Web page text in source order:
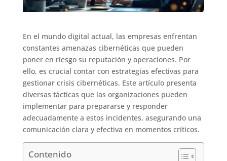
En el mundo digital actual, las empresas enfrentan
constantes amenazas cibernéticas que pueden
poner en riesgo su reputación y operaciones. Por
ello, es crucial contar con estrategias efectivas para
gestionar crisis cibernéticas. Este artículo presenta
diversas tácticas que las organizaciones pueden
implementar para prepararse y responder
adecuadamente a estos incidentes, asegurando una
comunicación clara y efectiva en momentos críticos.
Contenido